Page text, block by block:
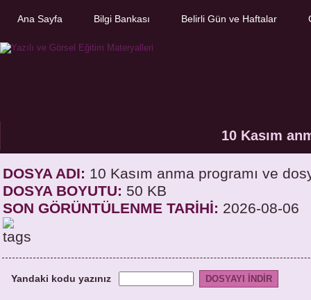
Ana Sayfa Bilgi Bankası Belirli Gün ve Haftalar
10 Kasım
DOSYA ADI: 10 Kasım anma programı ve
DOSYA BOYUTU: 50 KB
SON GÖRÜNTÜLENME TARİHİ: 2026-08-06
Yandaki kodu yazınız